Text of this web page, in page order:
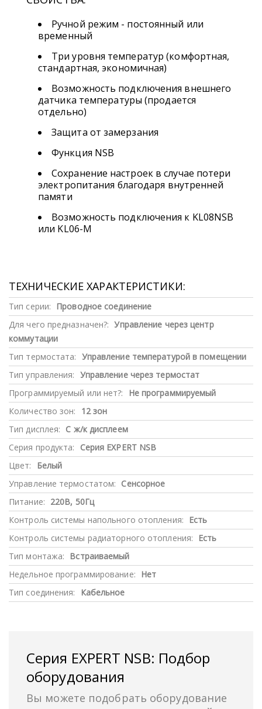
Ручной режим - постоянный или
временный
Три уровня температур (комфортная,
стандартная, экономичная)
Возможность подключения внешнего
датчика температуры (продается
отдельно)
Защита от замерзания
Функция NSB
Сохранение настроек в случае потери
электропитания благодаря внутренней
памяти
Возможность подключения к KL08NSB
или KL06-M
ТЕХНИЧЕСКИЕ ХАРАКТЕРИСТИКИ:
Тип серии:
Проводное соединение
Для чего предназначен?: Управление через центр
коммутации
Тип термостата: Управление температурой в помещении
Тип управления: Управление через термостат
Программируемый или нет?:
Не программируемый
Количество зон:
12 зон
Тип дисплея: С ж/к дисплеем
Серия продукта:
Серия EXPERT NSB
Цвет:
Белый
Управление термостатом: Сенсорное
Питание: 220В, 50Гц
Контроль системы напольного отопления:
Есть
Контроль системы радиаторного отопления:
Есть
Тип монтажа:
Встраиваемый
Недельное программирование:
Нет
Тип соединения:
Кабельное
Серия EXPERT NSB: Подбор
оборудования
Вы можете подобрать оборудование